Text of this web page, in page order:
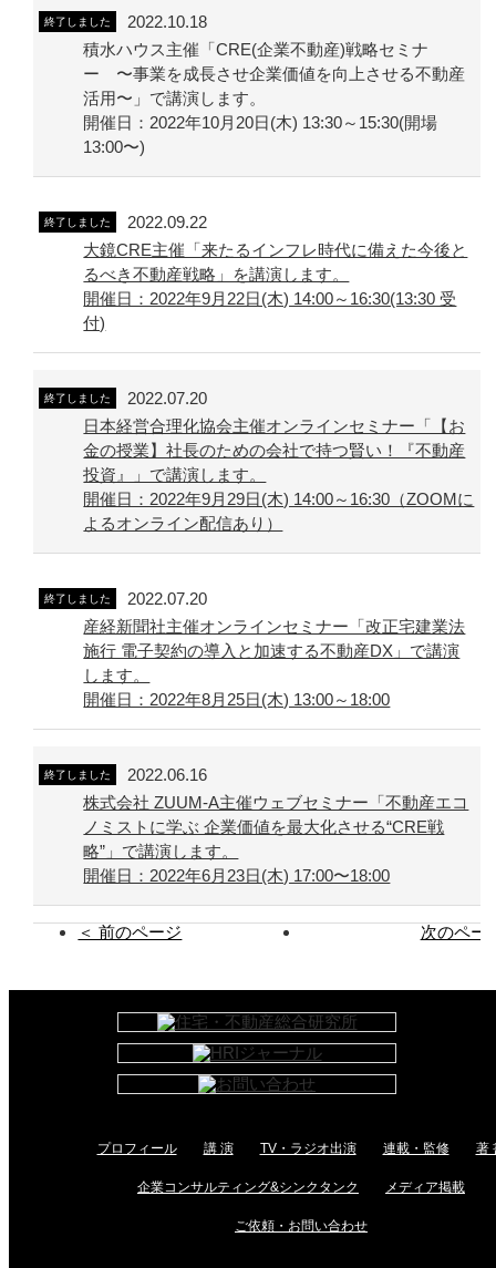
終了しました
2022.10.18
積水ハウス主催「CRE(企業不動産)戦略セミナ
ー 〜事業を成長させ企業価値を向上させる不動産
活用〜」で講演します。
開催日：2022年10月20日(木) 13:30～15:30(開場
13:00〜)
終了しました
2022.09.22
大鏡CRE主催「来たるインフレ時代に備えた今後と
るべき不動産戦略」を講演します。
開催日：2022年9月22日(木) 14:00～16:30(13:30 受
付)
終了しました
2022.07.20
日本経営合理化協会主催オンラインセミナー「【お
金の授業】社長のための会社で持つ賢い！『不動産
投資』」で講演します。
開催日：2022年9月29日(木) 14:00～16:30（ZOOMに
よるオンライン配信あり）
終了しました
2022.07.20
産経新聞社主催オンラインセミナー「改正宅建業法
施行 電子契約の導入と加速する不動産DX」で講演
します。
開催日：2022年8月25日(木) 13:00～18:00
終了しました
2022.06.16
株式会社 ZUUM-A主催ウェブセミナー「不動産エコ
ノミストに学ぶ 企業価値を最大化させる“CRE戦
略”」で講演します。
開催日：2022年6月23日(木) 17:00〜18:00
＜ 前のページ 次のペー
プロフィール 講 演 TV・ラジオ出演 連載・監修 著
企業コンサルティング&シンクタンク メディア掲載
ご依頼・お問い合わせ